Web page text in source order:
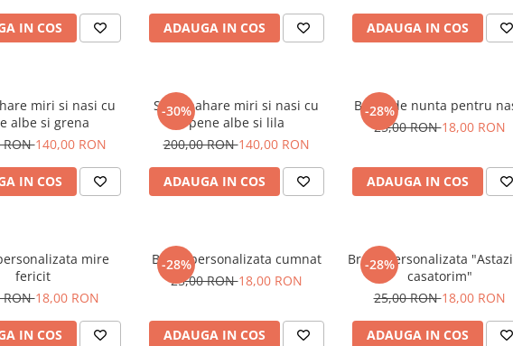
IN COS ADAUGA IN COS ADAUGA IN COS
miri si nasi cu
albe si grena
RON140,00 RON
IN COS
-30%
Set 4 pahare miri si nasi cu
pene albe si lila
200,00 RON140,00 RON
ADAUGA IN COS
-28%
Brosa de nunta pentru
25,00 RON18,00 RON
ADAUGA IN COS
mire
fericit
RON18,00 RON
IN COS
-28%
Brosa personalizata cumnat
25,00 RON18,00 RON
ADAUGA IN COS
-28%
Brosa personalizata
casatorim"
25,00 RON18,00 RON
ADAUGA IN COS